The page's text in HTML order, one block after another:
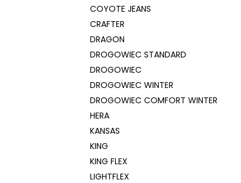
COYOTE JEANS
CRAFTER
DRAGON
DROGOWIEC STANDARD
DROGOWIEC
DROGOWIEC WINTER
DROGOWIEC COMFORT WINTER
HERA
KANSAS
KING
KING FLEX
LIGHTFLEX